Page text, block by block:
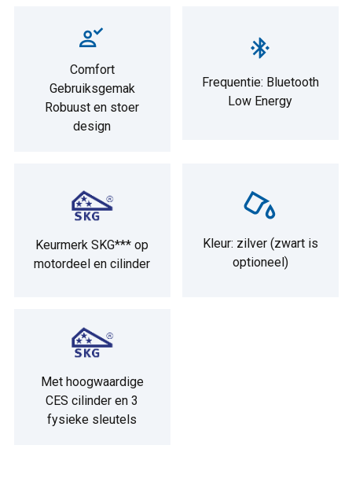
Comfort
Gebruiksgemak
Robuust en stoer
design
Frequentie: Bluetooth
Low Energy
Keurmerk SKG*** op
motordeel en cilinder
Kleur: zilver (zwart is
optioneel)
Met hoogwaardige
CES cilinder en 3
fysieke sleutels